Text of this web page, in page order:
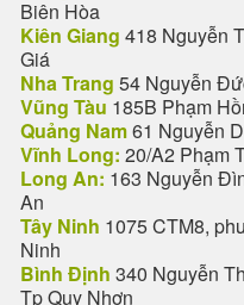
Biên Hòa
Kiên Giang 418 Nguyễn
Giá
Nha Trang 54 Nguyễn
Vũng Tàu 185B Phạm
Quảng Nam61 Nguyễn
Vĩnh Long: 20/A2 Phạm
Long An: 163 Nguyễn
An
Tây Ninh 1075 CTM8,
Ninh
Bình Định 340 Nguyễn
Tp Quy Nhơn